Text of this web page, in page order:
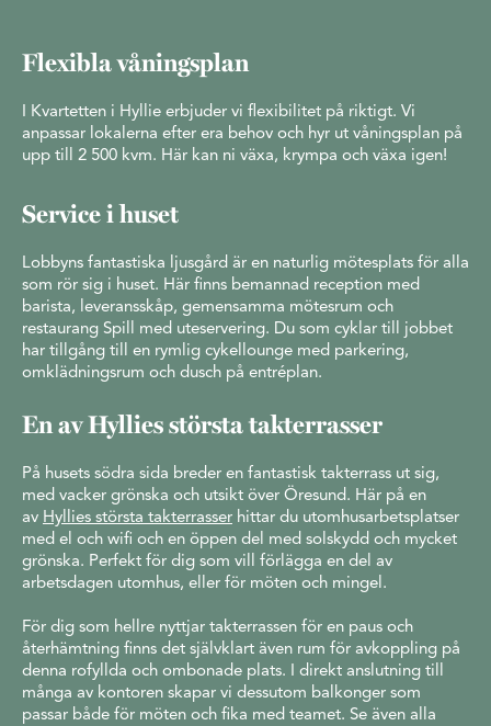
Flexibla våningsplan
I Kvartetten i Hyllie erbjuder vi flexibilitet på riktigt. Vi
anpassar lokalerna efter era behov och hyr ut våningsplan på
upp till 2 500 kvm. Här kan ni växa, krympa och växa igen!
Service i huset
Lobbyns fantastiska ljusgård är en naturlig mötesplats för alla
som rör sig i huset. Här finns bemannad reception med
barista, leveransskåp, gemensamma mötesrum och
restaurang Spill med uteservering. Du som cyklar till jobbet
har tillgång till en rymlig cykellounge med parkering,
omklädningsrum och dusch på entréplan.
En av Hyllies största takterrasser
På husets södra sida breder en fantastisk takterrass ut sig,
med vacker grönska och utsikt över Öresund. Här på en
av Hyllies största takterrasser hittar du utomhusarbetsplatser
med el och wifi och en öppen del med solskydd och mycket
grönska. Perfekt för dig som vill förlägga en del av
arbetsdagen utomhus, eller för möten och mingel.
För dig som hellre nyttjar takterrassen för en paus och
återhämtning finns det självklart även rum för avkoppling på
denna rofyllda och ombonade plats. I direkt anslutning till
många av kontoren skapar vi dessutom balkonger som
passar både för möten och fika med teamet. Se även alla